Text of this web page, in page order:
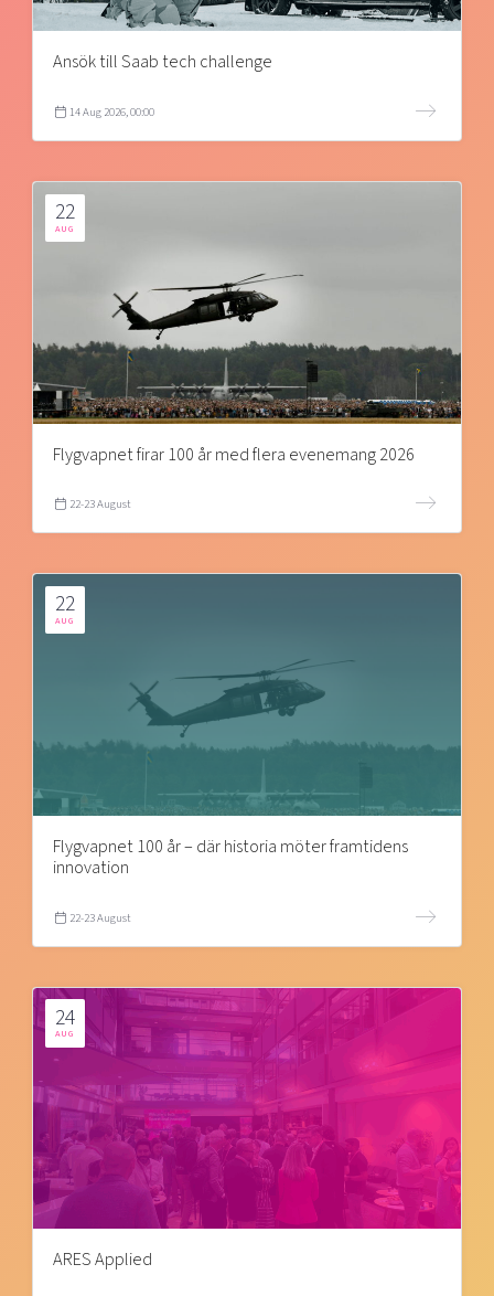
Ansök till Saab tech challenge
14 Aug 2026, 00:00
22
AUG
Flygvapnet firar 100 år med flera evenemang 2026
22-23 August
22
AUG
Flygvapnet 100 år – där historia möter framtidens
innovation
22-23 August
24
AUG
ARES Applied